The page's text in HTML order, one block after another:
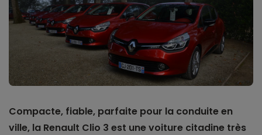
Compacte, fiable, parfaite pour la conduite en
ville, la Renault Clio 3 est une voiture citadine très